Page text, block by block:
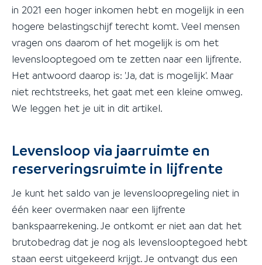
in 2021 een hoger inkomen hebt en mogelijk in een
hogere belastingschijf terecht komt. Veel mensen
vragen ons daarom of het mogelijk is om het
levenslooptegoed om te zetten naar een lijfrente.
Het antwoord daarop is: 'Ja, dat is mogelijk'. Maar
niet rechtstreeks, het gaat met een kleine omweg.
We leggen het je uit in dit artikel.
Levensloop via jaarruimte en
reserveringsruimte in lijfrente
Je kunt het saldo van je levensloopregeling niet in
één keer overmaken naar een lijfrente
bankspaarrekening. Je ontkomt er niet aan dat het
brutobedrag dat je nog als levenslooptegoed hebt
staan eerst uitgekeerd krijgt. Je ontvangt dus een